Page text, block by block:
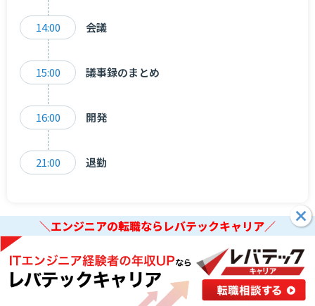
＼エンジニアの転職ならレバテックキャリア／
＼エンジニアの転職ならレバテックキャリア／
14:00 会議
15:00 議事録のまとめ
16:00 開発
21:00 退勤
はなむらさん